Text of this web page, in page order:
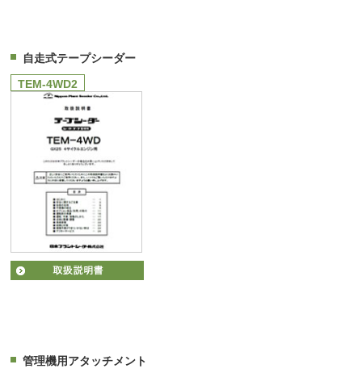
自走式テープシーダー
TEM-4WD2
管理機用アタッチメント